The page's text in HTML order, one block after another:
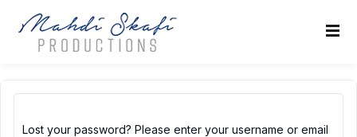
Lost your password? Please enter your username or email
Sign in
Sign in